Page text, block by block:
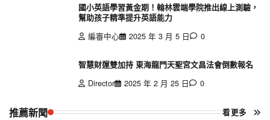
國小英語學習黃金期！翰林雲端學院推出線上測驗，
幫助孩子精準提升英語能力
編審中心
2025 年 3 月 5 日 0
智慧財運雙加持 東海龍門天聖宮文昌法會倒數報名
Director
2025 年 2 月 25 日 0
推薦新聞 看更多